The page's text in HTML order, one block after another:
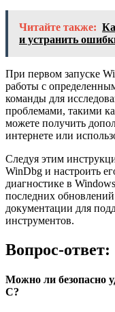
Читайте также:
и устранить
При первом запуске
работы с
команды для
проблемами, такими
можете получить
интернете или
Следуя этим
WinDbg и настроить
диагностике в
последних
документации для
инструментов.
Вопрос-ответ:
Можно ли безопасно
С?